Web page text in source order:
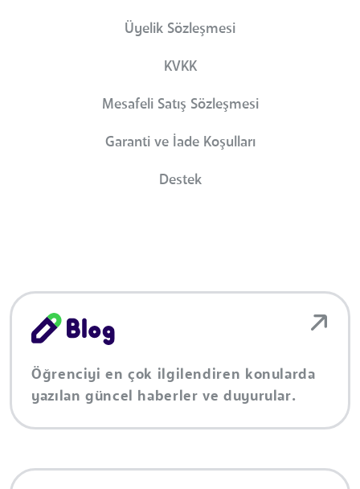
Üyelik Sözleşmesi
KVKK
Mesafeli Satış Sözleşmesi
Garanti ve İade Koşulları
Destek
Öğrenciyi en çok ilgilendiren konularda
yazılan güncel haberler ve duyurular.